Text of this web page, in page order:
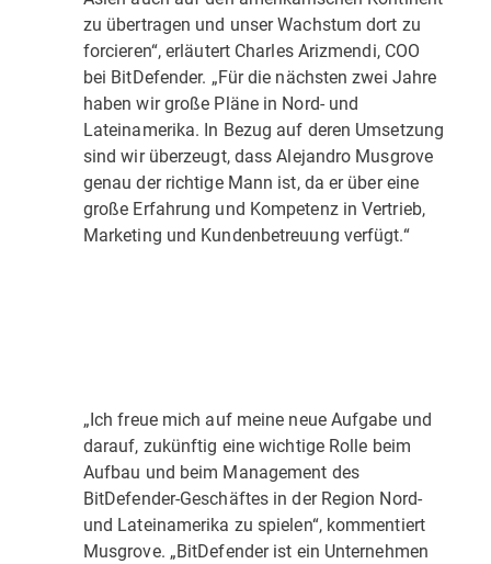
zu übertragen und unser Wachstum dort zu
forcieren“, erläutert Charles Arizmendi, COO
bei BitDefender. „Für die nächsten zwei Jahre
haben wir große Pläne in Nord- und
Lateinamerika. In Bezug auf deren Umsetzung
sind wir überzeugt, dass Alejandro Musgrove
genau der richtige Mann ist, da er über eine
große Erfahrung und Kompetenz in Vertrieb,
Marketing und Kundenbetreuung verfügt.“
„Ich freue mich auf meine neue Aufgabe und
darauf, zukünftig eine wichtige Rolle beim
Aufbau und beim Management des
BitDefender-Geschäftes in der Region Nord-
und Lateinamerika zu spielen“, kommentiert
Musgrove. „BitDefender ist ein Unternehmen